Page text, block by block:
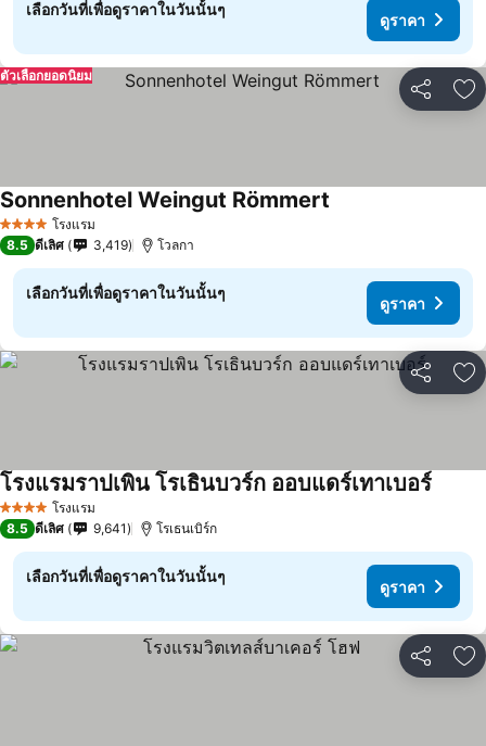
เลือกวันที่เพื่อดูราคาในวันนั้นๆ
ดูราคา
แชร์ เ
ตัวเลือกยอดนิยม
4 ดาว โรงแรม
Sonnenhotel Weingut Römmert
8.5 ดีเลิศ 3,419 โวลกา
เลือกวันที่เพื่อดูราคาในวันนั้นๆ
ดูราคา
แชร์ เ
4 ดาว โรงแรม
โรงแรมราปเพิน โรเธินบวร์ก ออบแดร์เทาเบอร์
8.5 ดีเลิศ 9,641 โรเธนเบิร์ก
เลือกวันที่เพื่อดูราคาในวันนั้นๆ
ดูราคา
แชร์ เ